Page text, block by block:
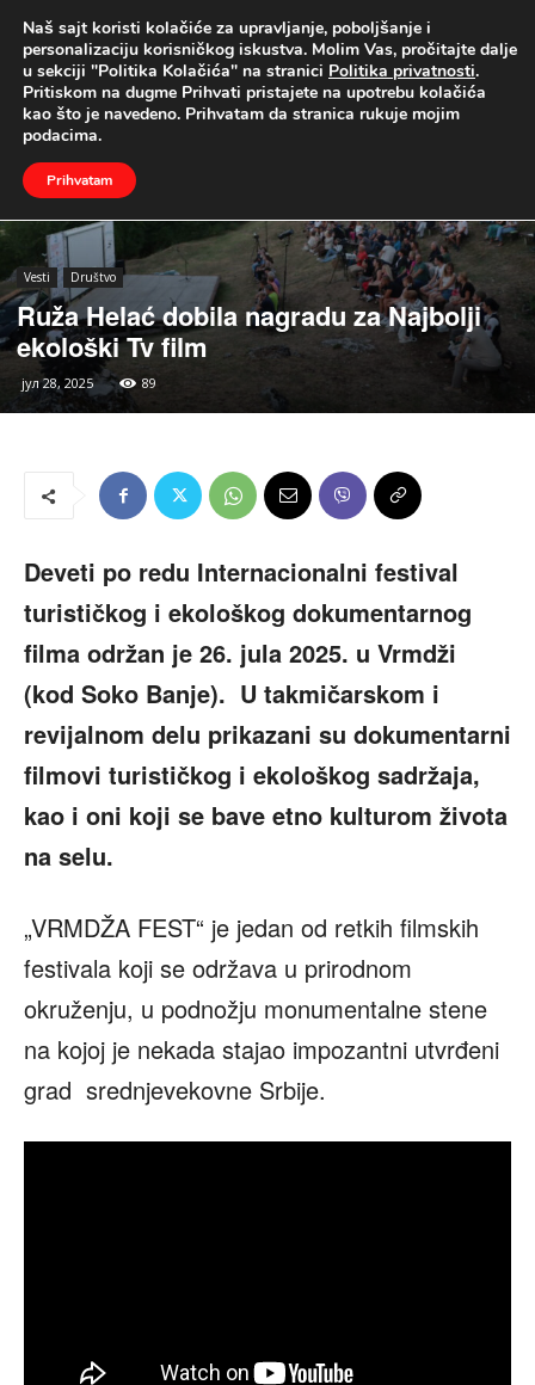
UŽIVO
Naslovna Vesti Društvo
Vesti Društvo
Ruža Helać dobila nagradu za Najbolji
ekološki Tv film
јул 28, 2025 89
Deveti po redu Internacionalni festival
turističkog i ekološkog dokumentarnog
filma održan je 26. jula 2025. u Vrmdži
(kod Soko Banje). U takmičarskom i
revijalnom delu prikazani su dokumentarni
filmovi turističkog i ekološkog sadržaja,
kao i oni koji se bave etno kulturom života
na selu.
„VRMDŽA FEST“ je jedan od retkih filmskih
festivala koji se održava u prirodnom
okruženju, u podnožju monumentalne stene
na kojoj je nekada stajao impozantni utvrđeni
grad srednjevekovne Srbije.
Naš sajt koristi kolačiće za upravljanje, poboljšanje i
personalizaciju korisničkog iskustva. Molim Vas, pročitajte dalje
u sekciji "Politika Kolačića" na stranici Politika privatnosti.
Pritiskom na dugme Prihvati pristajete na upotrebu kolačića
kao što je navedeno. Prihvatam da stranica rukuje mojim
podacima.
Prihvatam